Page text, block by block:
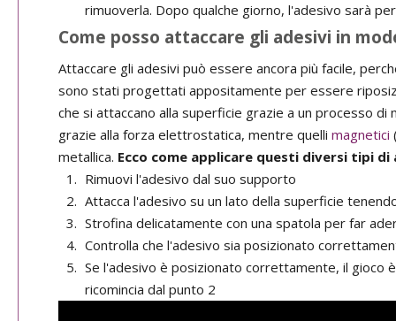
rimuoverla. Dopo qualche giorno, l'adesivo sarà
Come posso attaccare gli adesivi in
Attaccare gli adesivi può essere ancora più facile,
sono stati progettati appositamente per essere
che si attaccano alla superficie grazie a un processo
grazie alla forza elettrostatica, mentre quelli magnetici
metallica. Ecco come applicare questi diversi tipi di
Rimuovi l'adesivo dal suo supporto
Attacca l'adesivo su un lato della superficie
Strofina delicatamente con una spatola per far
Controlla che l'adesivo sia posizionato
Se l'adesivo è posizionato correttamente, il gioco
ricomincia dal punto 2